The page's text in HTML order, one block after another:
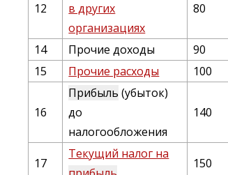
12
в других
организациях
80
14 Прочие доходы 90
15
Прочие расходы 100
16
Прибыль (убыток)
до
налогообложения
140
17
Текущий налог на
150